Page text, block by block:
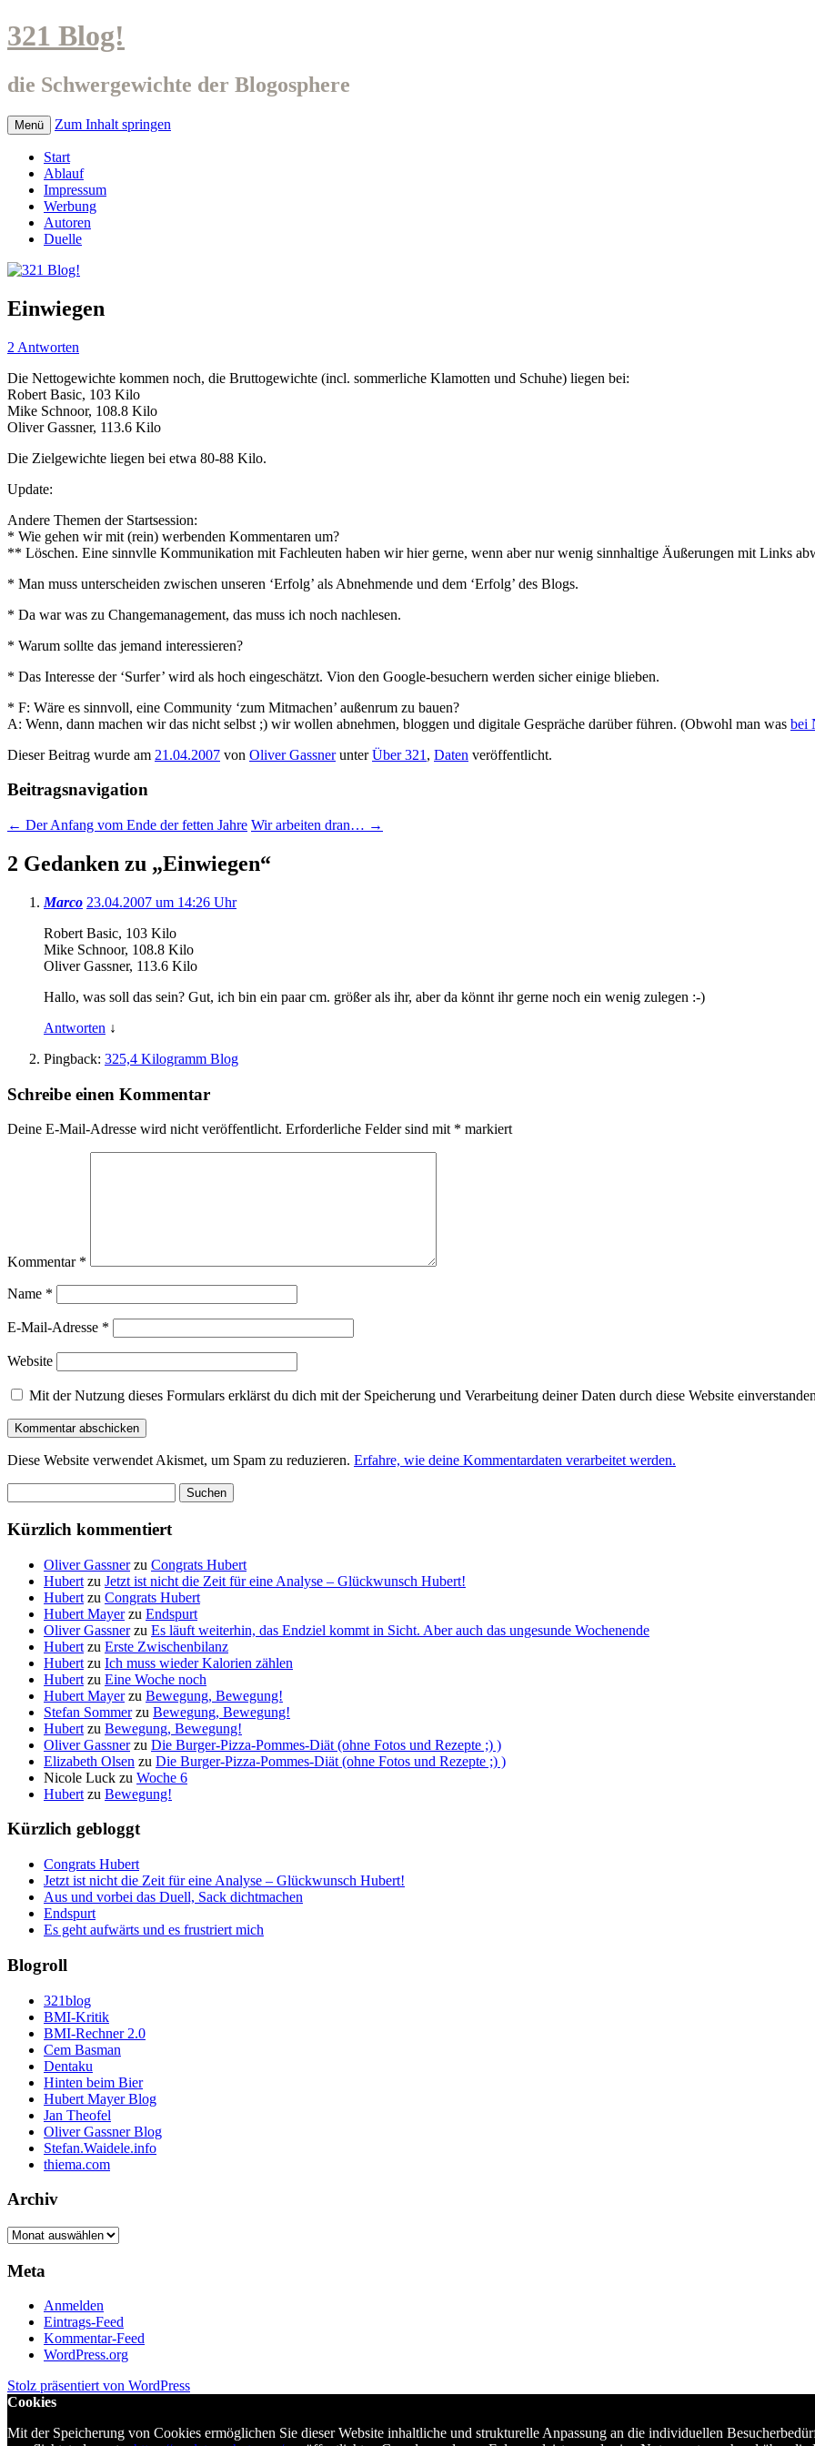
321 Blog!
die Schwergewichte der Blogosphere
Menü Zum Inhalt springen
Start
Ablauf
Impressum
Werbung
Autoren
Duelle
Einwiegen
2 Antworten
Die Nettogewichte kommen noch, die Bruttogewichte (incl. sommerliche Klamotten und Schuhe) liegen bei:
Robert Basic, 103 Kilo
Mike Schnoor, 108.8 Kilo
Oliver Gassner, 113.6 Kilo
Die Zielgewichte liegen bei etwa 80-88 Kilo.
Update:
Andere Themen der Startsession:
* Wie gehen wir mit (rein) werbenden Kommentaren um?
** Löschen. Eine sinnvlle Kommunikation mit Fachleuten haben wir hier gerne, wenn aber nur wenig sinnhaltige Äußerungen mit Links
* Man muss unterscheiden zwischen unseren ‘Erfolg’ als Abnehmende und dem ‘Erfolg’ des Blogs.
* Da war was zu Changemanagement, das muss ich noch nachlesen.
* Warum sollte das jemand interessieren?
* Das Interesse der ‘Surfer’ wird als hoch eingeschätzt. Vion den Google-besuchern werden sicher einige blieben.
* F: Wäre es sinnvoll, eine Community ‘zum Mitmachen’ außenrum zu bauen?
A: Wenn, dann machen wir das nicht selbst ;) wir wollen abnehmen, bloggen und digitale Gespräche darüber führen. (Obwohl man was bei
Dieser Beitrag wurde am 21.04.2007 von Oliver GassnerunterÜber 321 , Daten veröffentlicht.
Beitragsnavigation
← Der Anfang vom Ende der fetten Jahre Wir arbeiten dran… →
2 Gedanken zu „Einwiegen“
Marco 23.04.2007 um 14:26 Uhr
Robert Basic, 103 Kilo
Mike Schnoor, 108.8 Kilo
Oliver Gassner, 113.6 Kilo
Hallo, was soll das sein? Gut, ich bin ein paar cm. größer als ihr, aber da könnt ihr gerne noch ein wenig zulegen :-)
Antworten ↓
Pingback: 325,4 Kilogramm Blog
Schreibe einen Kommentar
Deine E-Mail-Adresse wird nicht veröffentlicht. Erforderliche Felder sind mit * markiert
Kommentar *
Name *
E-Mail-Adresse *
Website
Mit der Nutzung dieses Formulars erklärst du dich mit der Speicherung und Verarbeitung deiner Daten durch diese Website
Diese Website verwendet Akismet, um Spam zu reduzieren. Erfahre, wie deine Kommentardaten verarbeitet werden.
nach:
Kürzlich kommentiert
Oliver Gassnerzu Congrats Hubert
Hubert zu Jetzt ist nicht die Zeit für eine Analyse – Glückwunsch Hubert!
Hubert zu Congrats Hubert
Hubert Mayerzu Endspurt
Oliver Gassnerzu Es läuft weiterhin, das Endziel kommt in Sicht. Aber auch das ungesunde Wochenende
Hubert zu Erste Zwischenbilanz
Hubert zu Ich muss wieder Kalorien zählen
Hubert zu Eine Woche noch
Hubert Mayerzu Bewegung, Bewegung!
Stefan Sommerzu Bewegung, Bewegung!
Hubert zu Bewegung, Bewegung!
Oliver Gassnerzu Die Burger-Pizza-Pommes-Diät (ohne Fotos und Rezepte ;) )
Elizabeth Olsen zu Die Burger-Pizza-Pommes-Diät (ohne Fotos und Rezepte ;) )
Nicole Luck zu Woche 6
Hubert zu Bewegung!
Kürzlich gebloggt
Congrats Hubert
Jetzt ist nicht die Zeit für eine Analyse – Glückwunsch Hubert!
Aus und vorbei das Duell, Sack dichtmachen
Endspurt
Es geht aufwärts und es frustriert mich
Blogroll
321blog
BMI-Kritik
BMI-Rechner 2.0
Cem Basman
Dentaku
Hinten beim Bier
Hubert Mayer Blog
Jan Theofel
Oliver Gassner Blog
Stefan.Waidele.info
thiema.com
Archiv
Archiv
Meta
Anmelden
Eintrags-Feed
Kommentar-Feed
WordPress.org
Stolz präsentiert von WordPress
Cookies
Mit der Speicherung von Cookies ermöglichen Sie dieser Website inhaltliche und strukturelle Anpassung an die individuellen